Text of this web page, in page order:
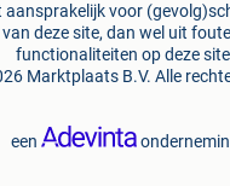
aansprakelijk voor
deze site, dan wel uit
functionaliteiten op deze
Marktplaats B.V. Alle
een